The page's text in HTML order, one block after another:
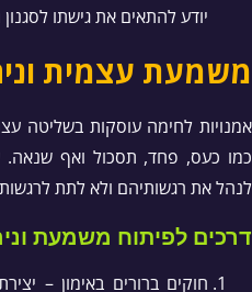
יודע להתאים את גישתו
משמעת עצמית
אמנויות לחימה עוסקות בשליטה
כמו כעס, פחד, תסכול ואף שנאה.
לנהל את רגשותיהם ולא לתת
דרכים לפיתוח משמעת
חוקים ברורים באימון –